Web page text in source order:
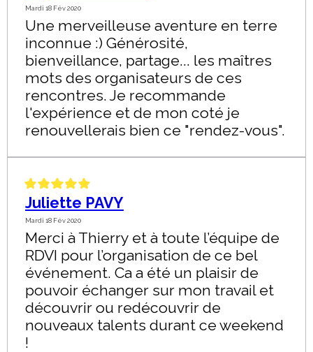
Mardi 18 Fév 2020
Une merveilleuse aventure en terre
inconnue :) Générosité,
bienveillance, partage... les maîtres
mots des organisateurs de ces
rencontres. Je recommande
l'expérience et de mon coté je
renouvellerais bien ce "rendez-vous".
Juliette PAVY
Mardi 18 Fév 2020
Merci à Thierry et à toute l’équipe de
RDVI pour l’organisation de ce bel
événement. Ca a été un plaisir de
pouvoir échanger sur mon travail et
découvrir ou redécouvrir de
nouveaux talents durant ce weekend
!